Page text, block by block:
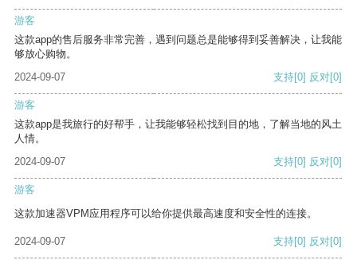
游客
这款app的售后服务非常完善，遇到问题总是能够得到妥善解决，让我能
够放心购物。
2024-09-07
支持[0] 反对[0]
游客
这款app是我旅行的好帮手，让我能够轻松找到目的地，了解当地的风土
人情。
2024-09-07
支持[0] 反对[0]
游客
这款加速器VPM应用程序可以给你提供最高速度和安全性的连接。
2024-09-07 支持[0] 反对[0]